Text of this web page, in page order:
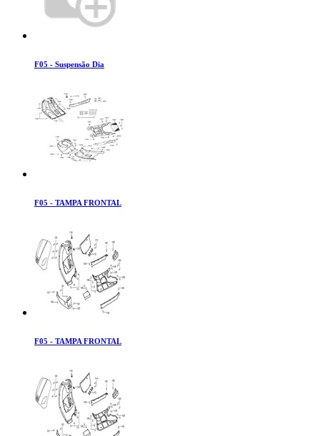
F05 - Suspensão Dia
F05 - TAMPA FRONTAL
F05 - TAMPA FRONTAL